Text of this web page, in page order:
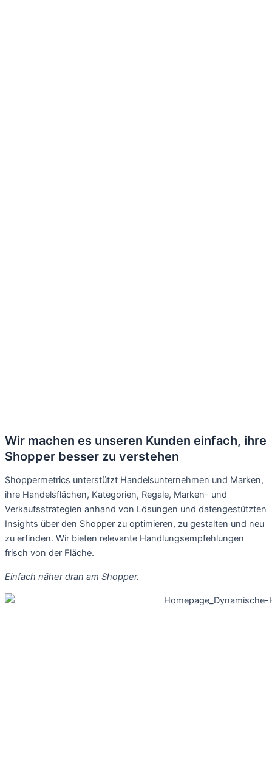
Wir machen es unseren Kunden einfach, ihre
Shopper besser zu verstehen
Shoppermetrics unterstützt Handelsunternehmen und Marken,
ihre Handelsflächen, Kategorien, Regale, Marken- und
Verkaufsstrategien anhand von Lösungen und datengestützten
Insights über den Shopper zu optimieren, zu gestalten und neu
zu erfinden. Wir bieten relevante Handlungsempfehlungen
frisch von der Fläche.
Einfach näher dran am Shopper.